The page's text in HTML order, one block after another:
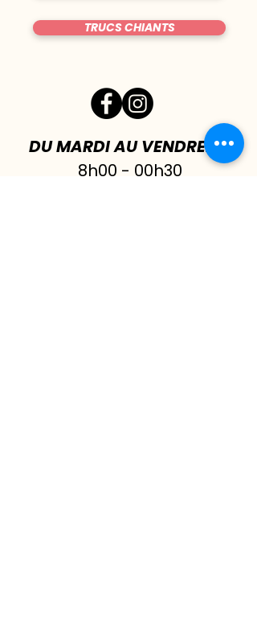
TRUCS CHIANTS
DU MARDI AU VENDREDI|
8h00 - 00h30